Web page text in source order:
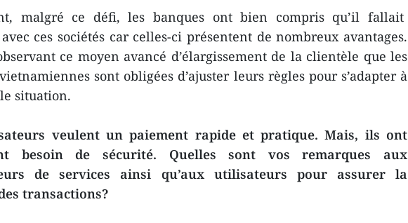
malgré ce défi, les banques ont bien compris qu’il fallait
ces sociétés car celles-ci présentent de nombreux avantages.
ce moyen avancé d’élargissement de la clientèle que les
sont obligées d’ajuster leurs règles pour s’adapter à
situation.
veulent un paiement rapide et pratique. Mais, ils ont
besoin de sécurité. Quelles sont vos remarques aux
de services ainsi qu’aux utilisateurs pour assurer la
transactions?